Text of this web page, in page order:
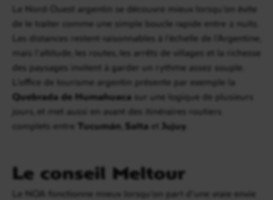
Le Nord-Ouest argentin se découvre mieux lorsqu’on évite
de le traiter comme une simple boucle rapide entre 2 nuits.
Les distances restent raisonnables à l’échelle de l’Argentine,
mais l’altitude, les routes, les arrêts de villages et la richesse
des paysages invitent à garder un rythme assez souple.
L’office de tourisme argentin présente par exemple la
Quebrada de Humahuaca sur une logique de plusieurs
jours, et met aussi en avant des itinéraires routiers
complets entre Tucumán Salta et Jujuy
Le conseil Meltour
Le NOA fonctionne mieux lorsqu’on part d’une vraie envie